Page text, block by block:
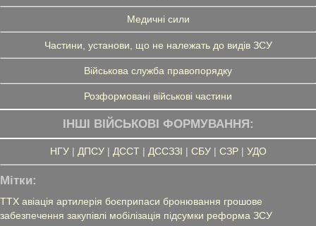
Медичні сили
Частини, установи, що не належать до видів ЗСУ
Військова служба правопорядку
Розформовані військові частини
ІНШІ ВІЙСЬКОВІ ФОРМУВАННЯ:
НГУ| ДПСУ| ДССТ| ДССЗЗІ | СБУ| СЗР| УДО
Мітки:
ТТХ авіація артилерія боєприпаси бронювання грошове
забезпечення закупівлі мобілізація підсумки реформа ЗСУ